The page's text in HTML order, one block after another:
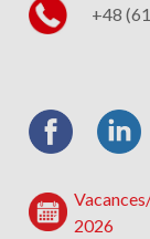
+48
2026